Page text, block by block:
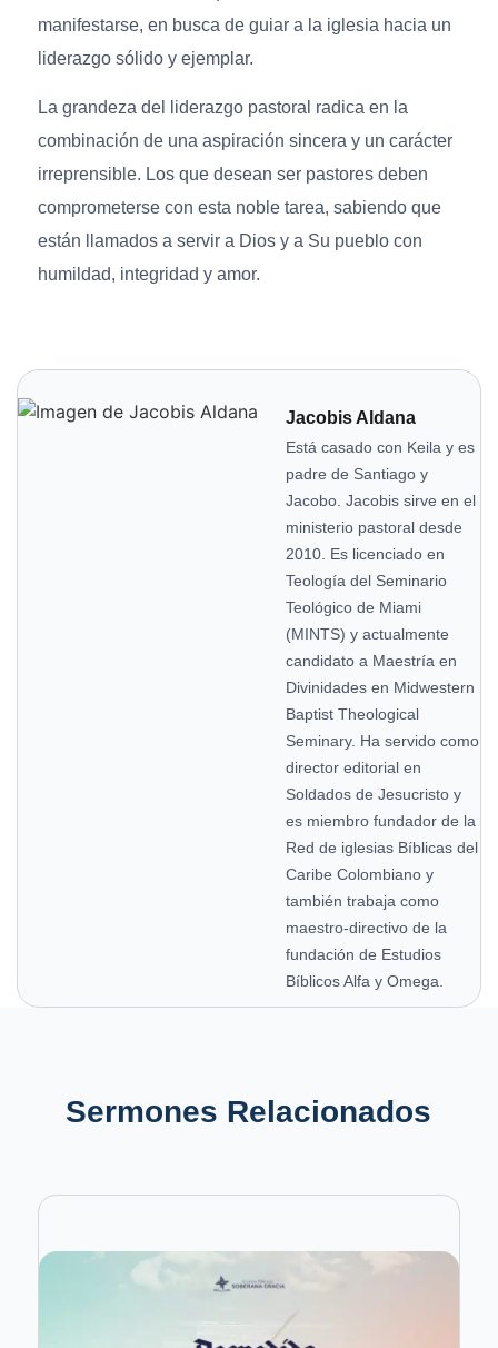
manifestarse, en busca de guiar a la iglesia hacia un
liderazgo sólido y ejemplar.
La grandeza del liderazgo pastoral radica en la
combinación de una aspiración sincera y un carácter
irreprensible. Los que desean ser pastores deben
comprometerse con esta noble tarea, sabiendo que
están llamados a servir a Dios y a Su pueblo con
humildad, integridad y amor.
Jacobis Aldana
Está casado con Keila y es
padre de Santiago y
Jacobo. Jacobis sirve en el
ministerio pastoral desde
2010. Es licenciado en
Teología del Seminario
Teológico de Miami
(MINTS) y actualmente
candidato a Maestría en
Divinidades en Midwestern
Baptist Theological
Seminary. Ha servido como
director editorial en
Soldados de Jesucristo y
es miembro fundador de la
Red de iglesias Bíblicas del
Caribe Colombiano y
también trabaja como
maestro-directivo de la
fundación de Estudios
Bíblicos Alfa y Omega.
Sermones Relacionados